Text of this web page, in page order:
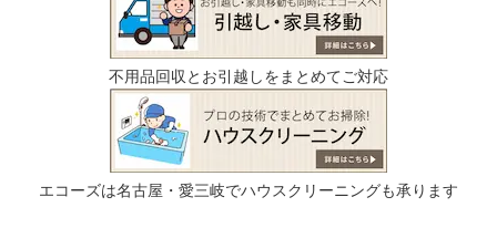
不用品回収とお引越しをまとめてご対応
エコーズは名古屋・愛三岐でハウスクリーニングも承ります